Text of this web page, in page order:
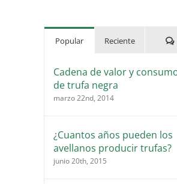
Popular Reciente
Cadena de valor y
de trufa negra
marzo 22nd, 2014
¿Cuantos años pueden los
avellanos producir trufas?
junio 20th, 2015